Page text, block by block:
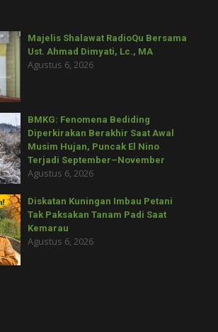
Majelis Shalawat RadioQu Bersama
Ust. Ahmad Dimyati, Lc., MA
Agustus 6, 2026
BMKG: Fenomena Bediding
Diperkirakan Berakhir Saat Awal
Musim Hujan, Puncak El Nino
Terjadi September–November
Agustus 6, 2026
Diskatan Kuningan Imbau Petani
Tak Paksakan Tanam Padi Saat
Kemarau
Agustus 6, 2026